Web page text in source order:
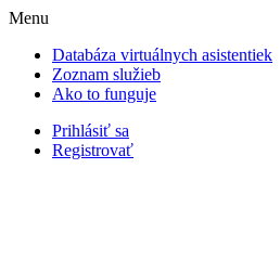
Menu
Databáza virtuálnych asistentiek
Zoznam služieb
Ako to funguje
Prihlásiť sa
Registrovať